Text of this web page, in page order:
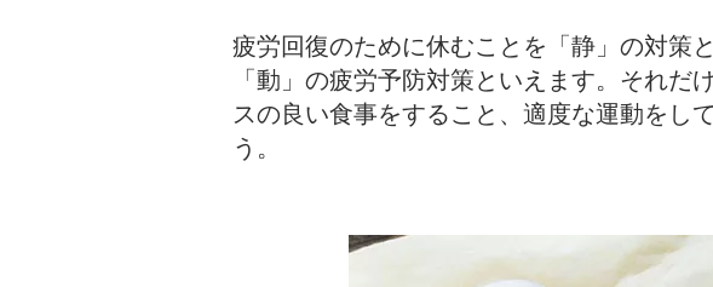
疲労回復のために休むことを「静」の対策
「動」の疲労予防対策といえます。それ
スの良い食事をすること、適度な運動をし
う。